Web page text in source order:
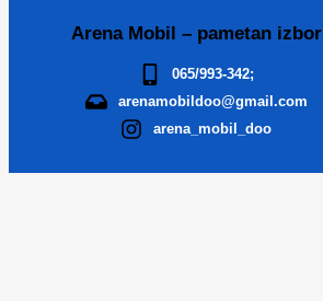
Arena Mobil – pametan izbor
065/993-342;
arenamobildoo@gmail.com
arena_mobil_doo